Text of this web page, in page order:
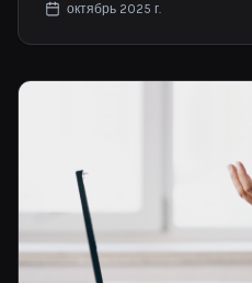
важных документов.
октябрь 2025 г.